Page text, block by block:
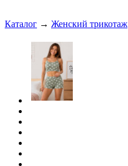
Каталог → Женский трикотаж